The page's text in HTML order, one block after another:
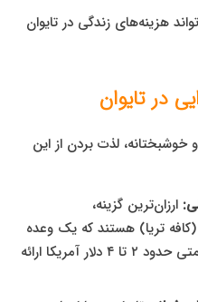
هزینه‌های زندگی در تایوان
در تایوان
لذت بردن از این
ارزان‌ترین گزینه،
تریا) هستند که یک وعده
غذایی کامل و مغذی را با قیمتی حدود ۲ تا ۴ دلار آمریکا ارائه